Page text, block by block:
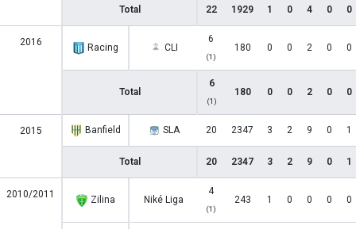
Total 22 1929 1 0 4 0 0
2016 Racing CLI
6
(1)
180 0 0 2 0 0
Total
6
(1)
180 0 0 2 0 0
2015 Banfield SLA 20 2347 3 2 9 0 1
Total 20 2347 3 2 9 0 1
2010/2011 Zilina Niké Liga
4
(1)
243 1 0 0 0 0